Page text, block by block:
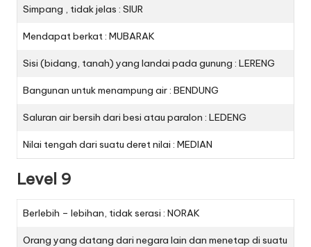
Simpang , tidak jelas : SIUR
Mendapat berkat : MUBARAK
Sisi (bidang, tanah) yang landai pada gunung : LERENG
Bangunan untuk menampung air : BENDUNG
Saluran air bersih dari besi atau paralon : LEDENG
Nilai tengah dari suatu deret nilai : MEDIAN
Level 9
Berlebih – lebihan, tidak serasi : NORAK
Orang yang datang dari negara lain dan menetap di suatu